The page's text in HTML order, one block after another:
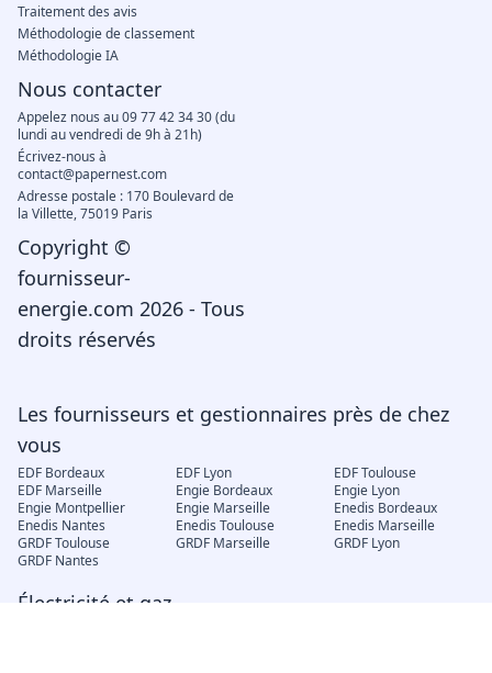
Les fournisseurs et gestionnaires près de chez
vous
EDF Bordeaux EDF Lyon
EDF Toulouse
EDF Marseille
Engie Bordeaux
Engie Lyon
Engie Montpellier
Engie Marseille
Enedis Bordeaux
Enedis Nantes
Enedis Toulouse
Enedis Marseille
GRDF Toulouse
GRDF Marseille
GRDF Lyon
GRDF Nantes
Électricité et gaz
Traitement des avis
Méthodologie de classement
Méthodologie IA
Nous contacter
Appelez nous au 09 77 42 34 30 (du
lundi au vendredi de 9h à 21h)
Écrivez-nous à
contact@papernest.com
Adresse postale : 170 Boulevard de
la Villette, 75019 Paris
Copyright ©
fournisseur-
energie.com 2026 - Tous
droits réservés